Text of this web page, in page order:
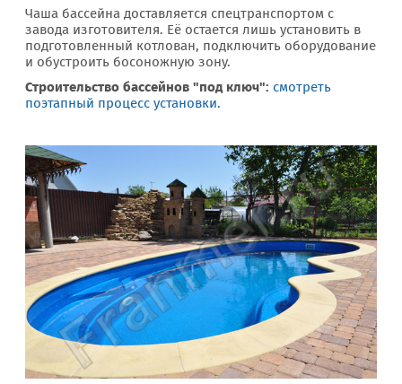
Чаша бассейна доставляется спецтранспортом с
завода изготовителя. Её остается лишь установить в
подготовленный котлован, подключить оборудование
и обустроить босоножную зону.
Строительство бассейнов "под ключ": смотреть
поэтапный процесс установки.